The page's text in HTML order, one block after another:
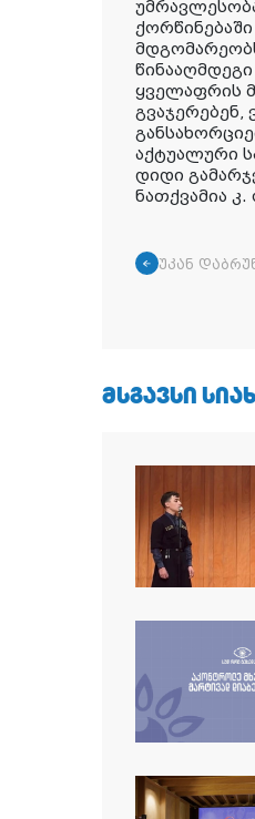
ყველაფრის
გვაჯერებენ,
აქტუალური
დიდი
ნათქვამია
უკან
ᲛᲡᲒᲐᲕᲡᲘ